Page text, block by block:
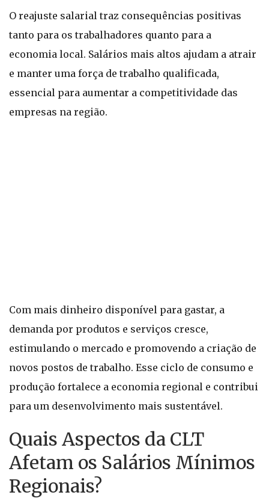
O reajuste salarial traz consequências positivas
tanto para os trabalhadores quanto para a
economia local. Salários mais altos ajudam a atrair
e manter uma força de trabalho qualificada,
essencial para aumentar a competitividade das
empresas na região.
Com mais dinheiro disponível para gastar, a
demanda por produtos e serviços cresce,
estimulando o mercado e promovendo a criação de
novos postos de trabalho. Esse ciclo de consumo e
produção fortalece a economia regional e contribui
para um desenvolvimento mais sustentável.
Quais Aspectos da CLT
Afetam os Salários Mínimos
Regionais?